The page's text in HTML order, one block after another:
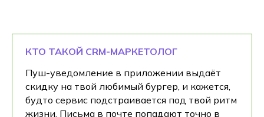
КТО ТАКОЙ CRM-МАРКЕТОЛОГ
Пуш-уведомление в приложении выдаёт
скидку на твой любимый бургер, и кажется,
будто сервис подстраивается под твой ритм
жизни. Письма в почте попадают точно в